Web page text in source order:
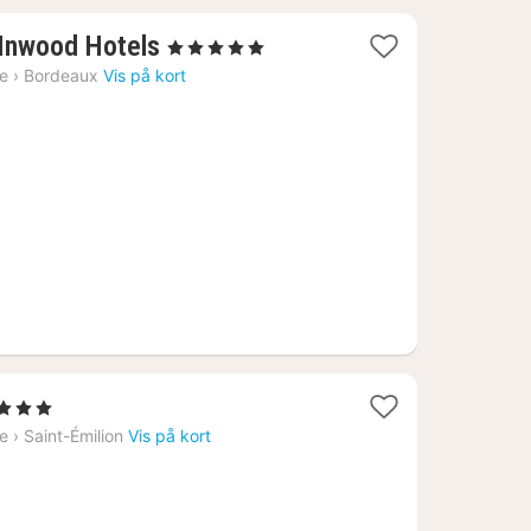
Hotels 1
nat
, 5 Stjerner
› Bordeaux Vis på kort
› Saint-Émilion Vis på kort